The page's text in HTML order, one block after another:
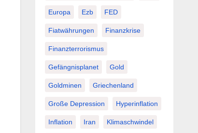
Europa Ezb FED
Fiatwährungen Finanzkrise
Finanzterrorismus
Gefängnisplanet Gold
Goldminen Griechenland
Große Depression Hyperinflation
Inflation Iran Klimaschwindel